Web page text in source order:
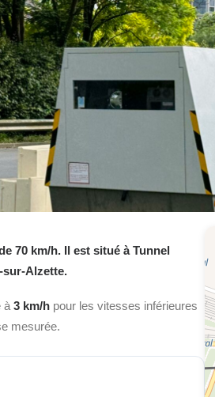
70 km/h. Il est situé à Tunnel
sur-Alzette.
à 3 km/h pour les vitesses inférieures
mesurée.